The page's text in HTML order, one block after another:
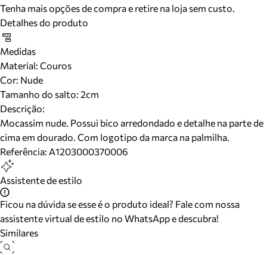
Tenha mais opções de compra e retire na loja sem custo.
Detalhes do produto
Medidas
Material: Couros
Cor: Nude
Tamanho do salto: 2cm
Descrição:
Mocassim nude. Possui bico arredondado e detalhe na parte de
cima em dourado. Com logotipo da marca na palmilha.
Referência: A1203000370006
Assistente de estilo
Ficou na dúvida se esse é o produto ideal? Fale com nossa
assistente virtual de estilo no WhatsApp e descubra!
Similares